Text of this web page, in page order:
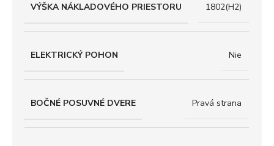
VÝŠKA NÁKLADOVÉHO PRIESTORU 1802(H2)
ELEKTRICKÝ POHON Nie
BOČNÉ POSUVNÉ DVERE Pravá strana